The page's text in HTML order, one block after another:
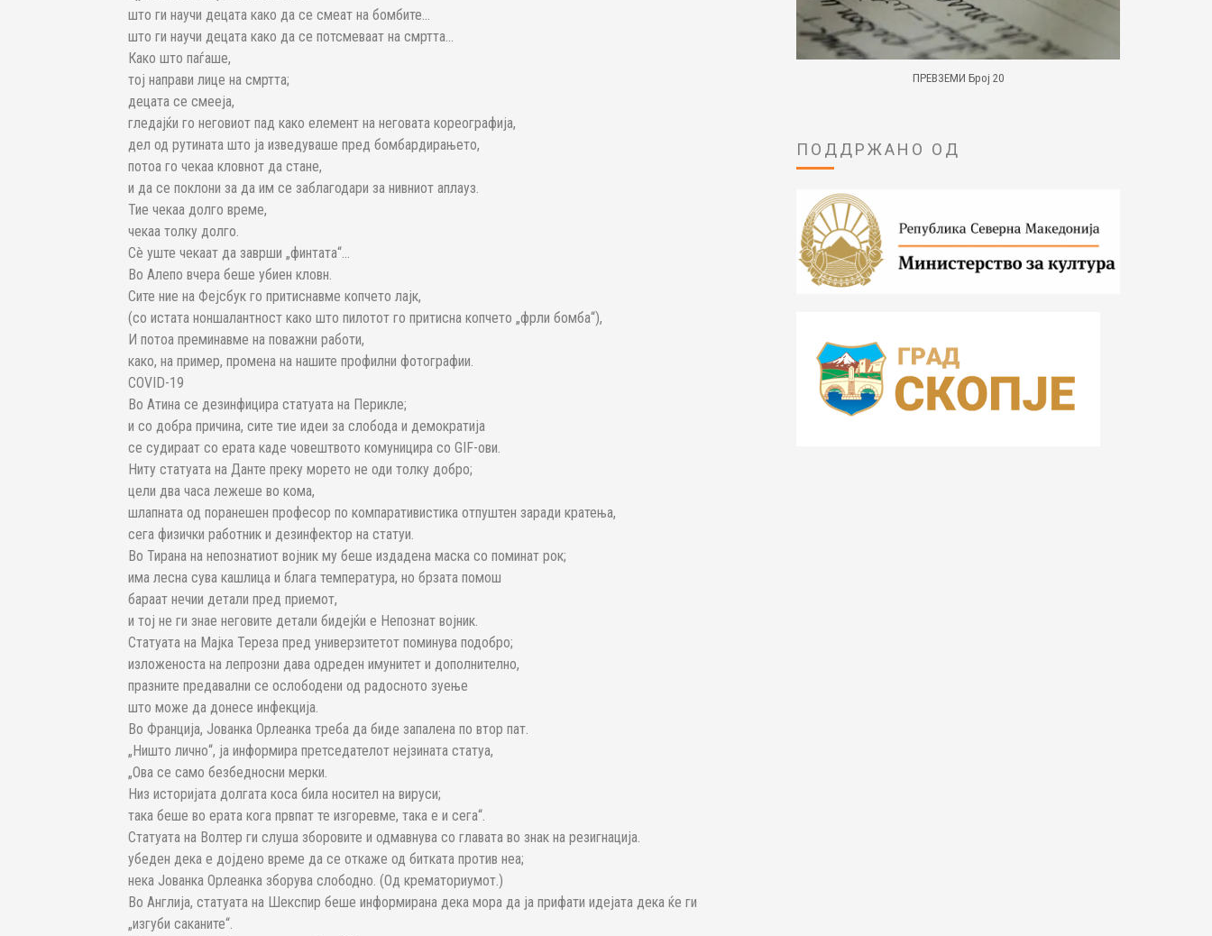
што ги научи децата како да се смеат на бомбите…
што ги научи децата како да се потсмеваат на смртта…
Како што паѓаше,
тој направи лице на смртта;
децата се смееја,
гледајќи го неговиот пад како елемент на неговата кореографија,
дел од рутината што ја изведуваше пред бомбардирањето,
потоа го чекаа кловнот да стане,
и да се поклони за да им се заблагодари за нивниот аплауз.
Тие чекаа долго време,
чекаа толку долго.
Сè уште чекаат да заврши „финтата“…
Во Алепо вчера беше убиен кловн.
Сите ние на Фејсбук го притиснавме копчето лајк,
(со истата ноншалантност како што пилотот го притисна копчето „фрли бомба“),
И потоа преминавме на поважни работи,
како, на пример, промена на нашите профилни фотографии.
COVID-19
Во Атина се дезинфицира статуата на Перикле;
и со добра причина, сите тие идеи за слобода и демократија
се судираат со ерата каде човештвото комуницира со GIF-ови.
Ниту статуата на Данте преку морето не оди толку добро;
цели два часа лежеше во кома,
шлапната од поранешен професор по компаративистика отпуштен заради кратења,
сега физички работник и дезинфектор на статуи.
Во Тирана на непознатиот војник му беше издадена маска со поминат рок;
има лесна сува кашлица и блага температура, но брзата помош
бараат нечии детали пред приемот,
и тој не ги знае неговите детали бидејќи е Непознат војник.
Статуата на Мајка Тереза пред универзитетот поминува подобро;
изложеноста на лепрозни дава одреден имунитет и дополнително,
празните предавални се ослободени од радосното зуење
што може да донесе инфекција.
Во Франција, Јованка Орлеанка треба да биде запалена по втор пат.
„Ништо лично“, ја информира претседателот нејзината статуа,
„Ова се само безбедносни мерки.
Низ историјата долгата коса била носител на вируси;
така беше во ерата кога првпат те изгоревме, така е и сега“.
Статуата на Волтер ги слуша зборовите и одмавнува со главата во знак на резигнација.
убеден дека е дојдено време да се откаже од битката против неа;
нека Јованка Орлеанка зборува слободно. (Од крематориумот.)
Во Англија, статуата на Шекспир беше информирана дека мора да ја прифати идејата дека ќе ги
„изгуби саканите“.
ПРЕВЗЕМИ Број 20
ПОДДРЖАНО ОД